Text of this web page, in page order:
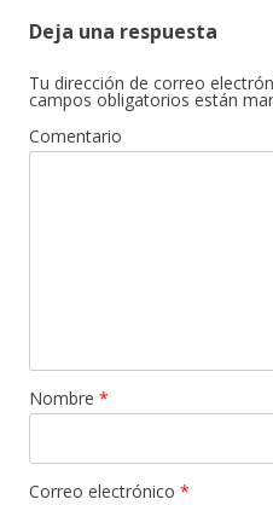
Deja una respuesta
Tu dirección de correo
campos obligatorios están
Comentario
Nombre *
Correo electrónico *